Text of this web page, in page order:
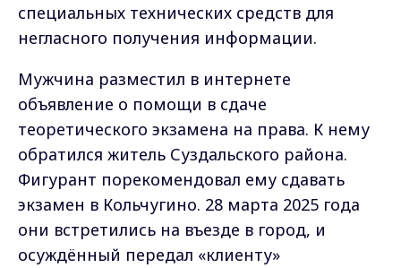
специальных технических средств для
негласного получения информации.
Мужчина разместил в интернете
объявление о помощи в сдаче
теоретического экзамена на права. К нему
обратился житель Суздальского района.
Фигурант порекомендовал ему сдавать
экзамен в Кольчугино. 28 марта 2025 года
они встретились на въезде в город, и
осуждённый передал «клиенту»